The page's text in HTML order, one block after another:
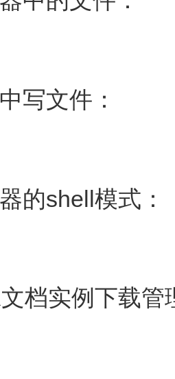
写文件：
的shell模式：
档实例下载管